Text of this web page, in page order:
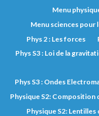
Menu
Menu sciences pour
Phys 2 : Les forces
Phys S3 : Loi de la
Phys S3 : Ondes
Physique S2: Composition
Physique S2: